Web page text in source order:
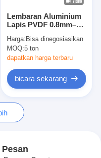
Panas
Panas
Lembaran Aluminium
Lapis PVDF 0.8mm–
Dinding Eksterior
Harga:Bisa dinegosiasikan
MOQ:5 ton
dapatkan harga terbaru
bicara sekarang